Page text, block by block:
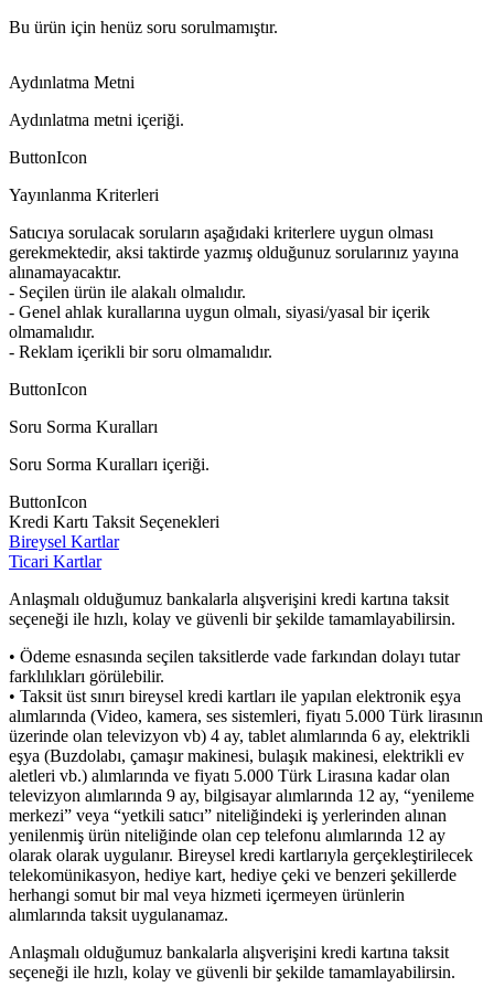
Bu ürün için henüz soru sorulmamıştır.
Aydınlatma Metni
Aydınlatma metni içeriği.
ButtonIcon
Yayınlanma Kriterleri
Satıcıya sorulacak soruların aşağıdaki kriterlere uygun olması
gerekmektedir, aksi taktirde yazmış olduğunuz sorularınız yayına
alınamayacaktır.
- Seçilen ürün ile alakalı olmalıdır.
- Genel ahlak kurallarına uygun olmalı, siyasi/yasal bir içerik
olmamalıdır.
- Reklam içerikli bir soru olmamalıdır.
ButtonIcon
Soru Sorma Kuralları
Soru Sorma Kuralları içeriği.
ButtonIcon
Kredi Kartı Taksit Seçenekleri
Bireysel Kartlar
Ticari Kartlar
Anlaşmalı olduğumuz bankalarla alışverişini kredi kartına taksit
seçeneği ile hızlı, kolay ve güvenli bir şekilde tamamlayabilirsin.
• Ödeme esnasında seçilen taksitlerde vade farkından dolayı tutar
farklılıkları görülebilir.
• Taksit üst sınırı bireysel kredi kartları ile yapılan elektronik eşya
alımlarında (Video, kamera, ses sistemleri, fiyatı 5.000 Türk lirasının
üzerinde olan televizyon vb) 4 ay, tablet alımlarında 6 ay, elektrikli
eşya (Buzdolabı, çamaşır makinesi, bulaşık makinesi, elektrikli ev
aletleri vb.) alımlarında ve fiyatı 5.000 Türk Lirasına kadar olan
televizyon alımlarında 9 ay, bilgisayar alımlarında 12 ay, “yenileme
merkezi” veya “yetkili satıcı” niteliğindeki iş yerlerinden alınan
yenilenmiş ürün niteliğinde olan cep telefonu alımlarında 12 ay
olarak olarak uygulanır. Bireysel kredi kartlarıyla gerçekleştirilecek
telekomünikasyon, hediye kart, hediye çeki ve benzeri şekillerde
herhangi somut bir mal veya hizmeti içermeyen ürünlerin
alımlarında taksit uygulanamaz.
Anlaşmalı olduğumuz bankalarla alışverişini kredi kartına taksit
seçeneği ile hızlı, kolay ve güvenli bir şekilde tamamlayabilirsin.